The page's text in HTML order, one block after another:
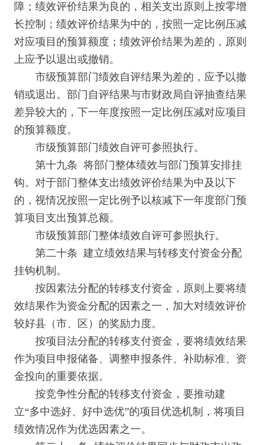
障；绩效评价结果为良的，相关支出原则上按零增
长控制；绩效评价结果为中的，按照一定比例压减
对应项目的预算额度；绩效评价结果为差的，原则
上应予以退出或撤销。
市级预算部门绩效自评结果为差的，应予以撤
销或退出。部门自评结果与市财政局自评抽查结果
差异较大的，下一年度按照一定比例压减对应项目
的预算额度。
市级预算部门绩效自评可参照执行。
第十九条 将部门整体绩效与部门预算安排挂
钩。对于部门整体支出绩效评价结果为中及以下
的，视情况按照一定比例予以核减下一年度部门预
算项目支出预算总额。
市级预算部门整体绩效自评可参照执行。
第二十条 建立绩效结果与转移支付资金分配
挂钩机制。
按因素法分配的转移支付资金，原则上要将绩
效结果作为资金分配的因素之一，加大对绩效评价
较好县（市、区）的奖励力度。
按项目法分配的转移支付资金，要将绩效结果
作为项目申报储备、调整申报条件、补助标准、资
金投向的重要依据。
按竞争性分配的转移支付资金，要推动建
立“多中选好、好中选优”的项目优选机制，将项目
绩效情况作为优选因素之一。